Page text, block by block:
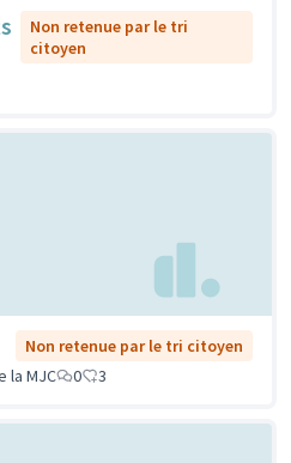
Non retenue par le tri
citoyen
Non retenue par le tri citoyen
la MJC
0 3